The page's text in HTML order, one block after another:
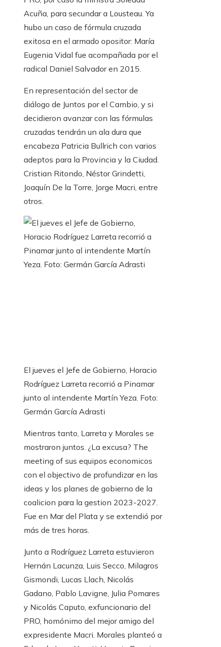
Acuña, para secundar a Lousteau. Ya
hubo un caso de fórmula cruzada
exitosa en el armado opositor: María
Eugenia Vidal fue acompañada por el
radical Daniel Salvador en 2015.
En representación del sector de
diálogo de Juntos por el Cambio, y si
decidieron avanzar con las fórmulas
cruzadas tendrán un ala dura que
encabeza Patricia Bullrich con varios
adeptos para la Provincia y la Ciudad.
Cristian Ritondo, Néstor Grindetti,
Joaquín De la Torre, Jorge Macri, entre
otros.
El jueves el Jefe de Gobierno, Horacio
Rodríguez Larreta recorrió a Pinamar
junto al intendente Martín Yeza. Foto:
Germán García Adrasti
Mientras tanto, Larreta y Morales se
mostraron juntos. ¿La excusa? The
meeting of sus equipos economicos
con el objectivo de profundizar en las
ideas y los planes de gobierno de la
coalicion para la gestion 2023-2027.
Fue en Mar del Plata y se extendió por
más de tres horas.
Junto a Rodríguez Larreta estuvieron
Hernán Lacunza, Luis Secco, Milagros
Gismondi, Lucas Llach, Nicolás
Gadano, Pablo Lavigne, Julia Pomares
y Nicolás Caputo, exfuncionario del
PRO, homónimo del mejor amigo del
expresidente Macri. Morales planteó a